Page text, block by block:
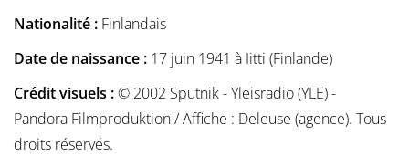
Nationalité : Finlandais
Date de naissance : 17 juin 1941 à Iitti (Finlande)
Crédit visuels :© 2002 Sputnik - Yleisradio (YLE) -
Pandora Filmproduktion / Affiche : Deleuse (agence). Tous
droits réservés.